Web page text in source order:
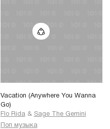
Vacation (Anywhere You Wanna
Go)
Flo Rida & Sage The Gemini
Поп музыка